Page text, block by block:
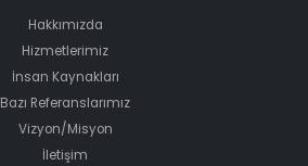
Hakkımızda
Hizmetlerimiz
İnsan Kaynakları
Bazı Referanslarımız
Vizyon/Misyon
İletişim